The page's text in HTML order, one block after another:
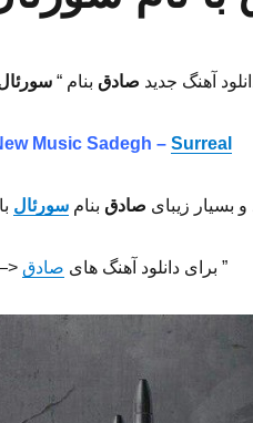
آهنگ جدید صادق بنام “
Music Sadegh –Surreal
بسیار زیبای صادق بنام سورئال
” برای دانلود آهنگ های صادق